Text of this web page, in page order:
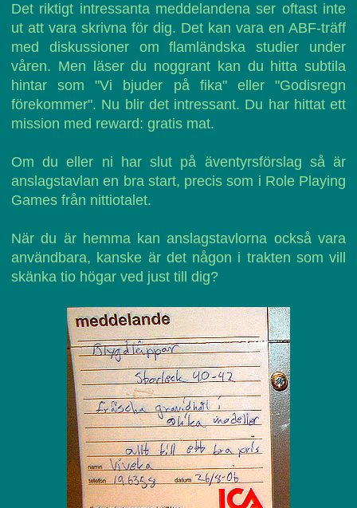
Det riktigt intressanta meddelandena ser oftast inte
ut att vara skrivna för dig. Det kan vara en ABF-träff
med diskussioner om flamländska studier under
våren. Men läser du noggrant kan du hitta subtila
hintar som "Vi bjuder på fika" eller "Godisregn
förekommer". Nu blir det intressant. Du har hittat ett
mission med reward: gratis mat.
Om du eller ni har slut på äventyrsförslag så är
anslagstavlan en bra start, precis som i Role Playing
Games från nittiotalet.
När du är hemma kan anslagstavlorna också vara
användbara, kanske är det någon i trakten som vill
skänka tio högar ved just till dig?